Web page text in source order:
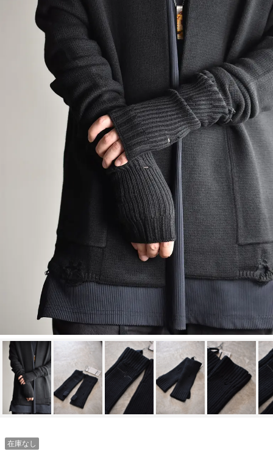
在庫なし